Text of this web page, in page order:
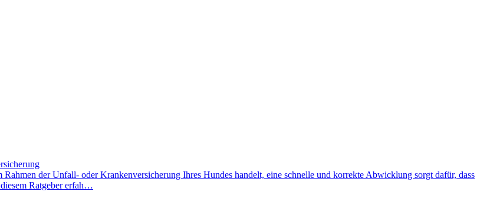
der Unfall- oder Krankenversicherung Ihres Hundes handelt, eine schnelle und korrekte Abwicklung sorgt dafür, dass
Ratgeber erfah…